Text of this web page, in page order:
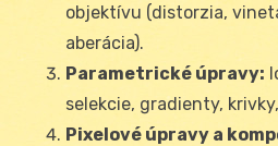
objektívu (distorzia,
aberácia).
Parametrické úpravy:
selekcie, gradienty,
Pixelové úpravy a